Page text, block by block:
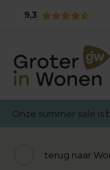
9,3
Onze summer sale is
terug naar